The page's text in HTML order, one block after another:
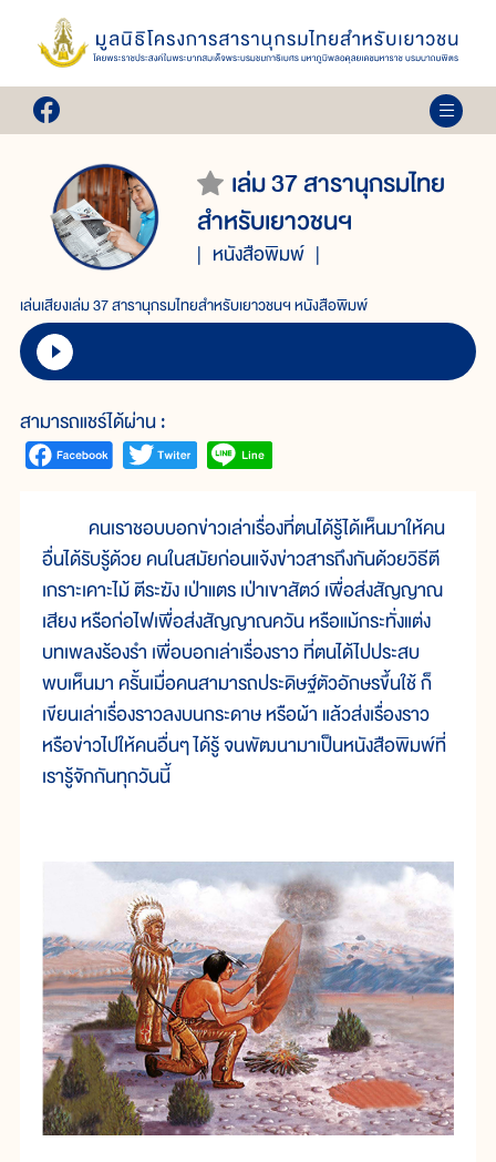
เล่ม 37 สารานุกรมไทย
สำหรับเยาวชนฯ
หนังสือพิมพ์
เล่นเสียงเล่ม 37 สารานุกรมไทยสำหรับเยาวชนฯ หนังสือพิมพ์
สามารถแชร์ได้ผ่าน :
คนเราชอบบอกข่าวเล่าเรื่องที่ตนได้รู้ได้เห็นมาให้คน
อื่นได้รับรู้ด้วย คนในสมัยก่อนแจ้งข่าวสารถึงกันด้วยวิธีตี
เกราะเคาะไม้ ตีระฆัง เป่าแตร เป่าเขาสัตว์ เพื่อส่งสัญญาณ
เสียง หรือก่อไฟเพื่อส่งสัญญาณควัน หรือแม้กระทั่งแต่ง
บทเพลงร้องรำ เพื่อบอกเล่าเรื่องราว ที่ตนได้ไปประสบ
พบเห็นมา ครั้นเมื่อคนสามารถประดิษฐ์ตัวอักษรขึ้นใช้ ก็
เขียนเล่าเรื่องราวลงบนกระดาษ หรือผ้า แล้วส่งเรื่องราว
หรือข่าวไปให้คนอื่นๆ ได้รู้ จนพัฒนามาเป็นหนังสือพิมพ์ที่
เรารู้จักกันทุกวันนี้